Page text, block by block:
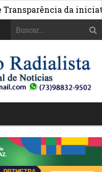
da iniciativa